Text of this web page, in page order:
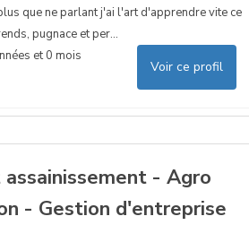
que ne parlant j'ai l'art d'apprendre vite ce
pugnace et per...
et 0 mois
Voir ce profil
- Agro
- Gestion d'entreprise